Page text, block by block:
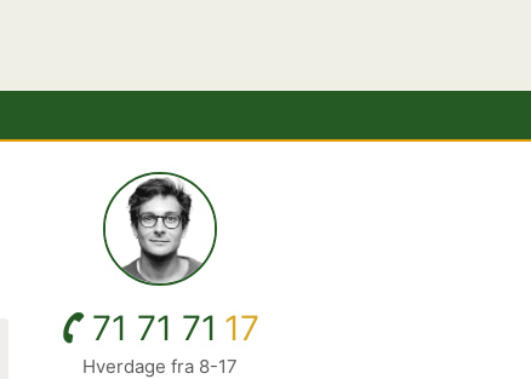
71 71 71 17
Hverdage fra 8-17